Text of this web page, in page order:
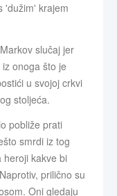
'dužim' krajem
slučaj jer
onoga što je
u svojoj crkvi
stoljeća.
pobliže prati
smrdi iz tog
heroji kakve bi
prilično su
Oni gledaju